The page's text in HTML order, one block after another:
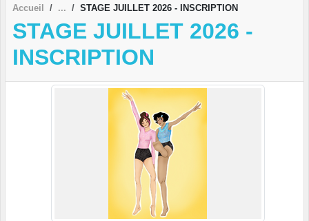
Accueil STAGE JUILLET 2026 - INSCRIPTION
STAGE JUILLET 2026 -
INSCRIPTION